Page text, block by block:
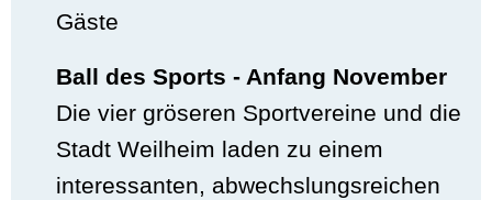
Gäste
Ball des Sports - Anfang November
Die vier gröseren Sportvereine und die
Stadt Weilheim laden zu einem
interessanten, abwechslungsreichen